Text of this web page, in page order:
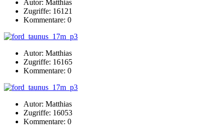
Autor: Matthias
Zugriffe: 16121
Kommentare: 0
Autor: Matthias
Zugriffe: 16165
Kommentare: 0
Autor: Matthias
Zugriffe: 16053
Kommentare: 0